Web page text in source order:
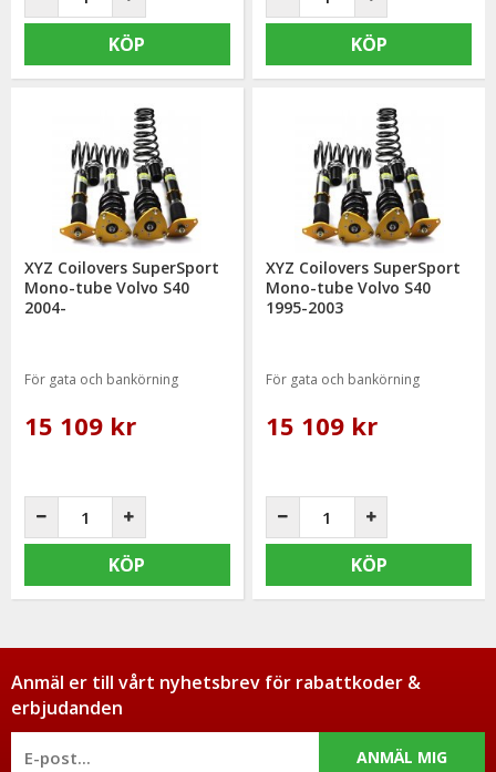
KÖP KÖP
XYZ Coilovers SuperSport
Mono-tube Volvo S40
2004-
För gata och bankörning
15 109 kr
KÖP
XYZ Coilovers SuperSport
Mono-tube Volvo S40
1995-2003
För gata och bankörning
15 109 kr
KÖP
Anmäl er till vårt nyhetsbrev för rabattkoder &
erbjudanden
ANMÄL MIG